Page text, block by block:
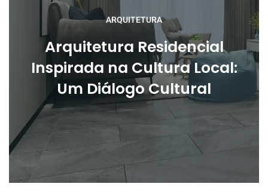
ARQUITETURA
Arquitetura Residencial
Inspirada na Cultura Local:
Um Diálogo Cultural